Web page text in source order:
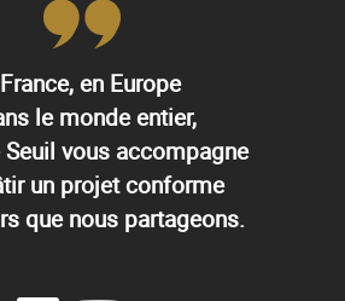
en Europe
le monde entier,
Seuil vous accompagne
un projet conforme
que nous partageons.